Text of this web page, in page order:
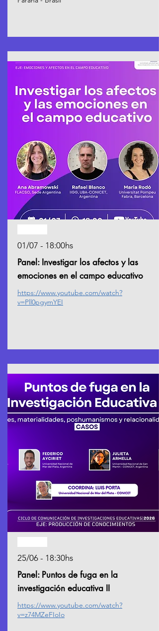
01/07 - 18:00hs
Panel: Investigar los afectos y las
emociones en el campo educativo
https://www.youtube.com/watch?
v=Pll0pgymYEI
25/06 - 18:30hs
Panel: Puntos de fuga en la
investigación educativa II
https://www.youtube.com/watch?
v=z74MZeFIoIo